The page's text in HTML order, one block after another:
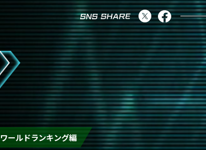
ワールドランキング編